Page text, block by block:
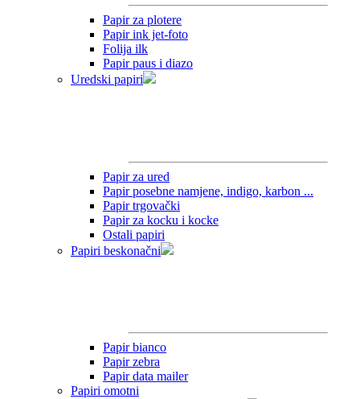
Papir za plotere
Papir ink jet-foto
Folija ilk
Papir paus i diazo
Uredski papiri
Papir za ured
Papir posebne namjene, indigo, karbon ...
Papir trgovački
Papir za kocku i kocke
Ostali papiri
Papiri beskonačni
Papir bianco
Papir zebra
Papir data mailer
Papiri omotni